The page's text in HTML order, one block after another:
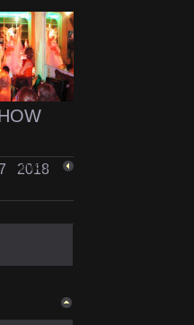
2018
ZURÜCK